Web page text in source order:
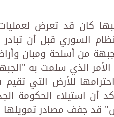
كان قد تعرض
السوري قبل أن تبادر
من أسلحة ومبان
الذي سلمت به
للأرض التي
أن استيلاء الحكومة
جفف مصادر تمويلها